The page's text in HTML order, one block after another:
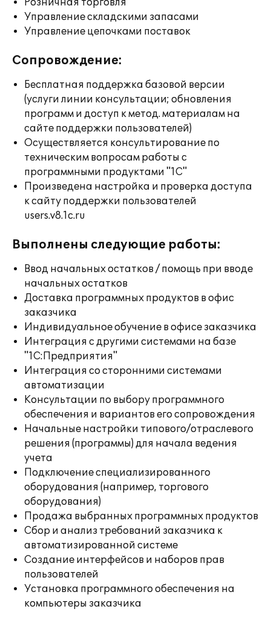
Розничная торговля
Управление складскими запасами
Управление цепочками поставок
Сопровождение:
Бесплатная поддержка базовой версии
(услуги линии консультации; обновления
программ и доступ к метод. материалам на
сайте поддержки пользователей)
Осуществляется консультирование по
техническим вопросам работы с
программными продуктами "1С"
Произведена настройка и проверка доступа
к сайту поддержки пользователей
users.v8.1c.ru
Выполнены следующие работы:
Ввод начальных остатков / помощь при вводе
начальных остатков
Доставка программных продуктов в офис
заказчика
Индивидуальное обучение в офисе заказчика
Интеграция с другими системами на базе
"1С:Предприятия"
Интеграция со сторонними системами
автоматизации
Консультации по выбору программного
обеспечения и вариантов его сопровождения
Начальные настройки типового/отраслевого
решения (программы) для начала ведения
учета
Подключение специализированного
оборудования (например, торгового
оборудования)
Продажа выбранных программных продуктов
Сбор и анализ требований заказчика к
автоматизированной системе
Создание интерфейсов и наборов прав
пользователей
Установка программного обеспечения на
компьютеры заказчика